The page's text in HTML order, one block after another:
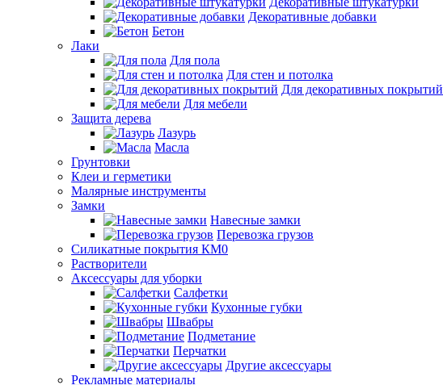
Декоративные добавки
Бетон
Лаки
Для пола
Для стен и потолка
Для декоративных покрытий
Для мебели
Защита дерева
Лазурь
Масла
Грунтовки
Клеи и герметики
Малярные инструменты
Замки
Навесные замки
Перевозка грузов
Силикатные покрытия КМ0
Растворители
Аксессуары для уборки
Салфетки
Кухонные губки
Швабры
Подметание
Перчатки
Другие аксессуары
Рекламные материалы